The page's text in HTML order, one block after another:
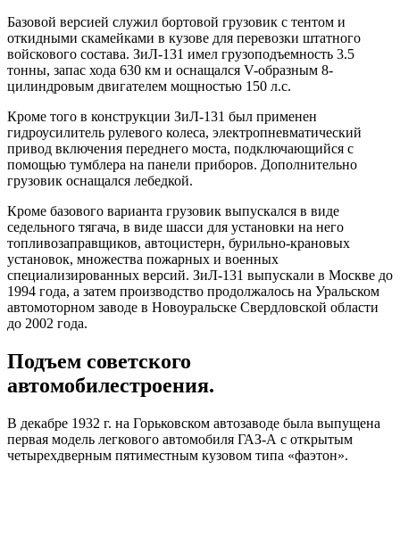
Базовой версией служил бортовой грузовик с тентом и
откидными скамейками в кузове для перевозки штатного
войскового состава. ЗиЛ-131 имел грузоподъемность 3.5
тонны, запас хода 630 км и оснащался V-образным 8-
цилиндровым двигателем мощностью 150 л.с.
Кроме того в конструкции ЗиЛ-131 был применен
гидроусилитель рулевого колеса, электропневматический
привод включения переднего моста, подключающийся с
помощью тумблера на панели приборов. Дополнительно
грузовик оснащался лебедкой.
Кроме базового варианта грузовик выпускался в виде
седельного тягача, в виде шасси для установки на него
топливозаправщиков, автоцистерн, бурильно-крановых
установок, множества пожарных и военных
специализированных версий. ЗиЛ-131 выпускали в Москве до
1994 года, а затем производство продолжалось на Уральском
автомоторном заводе в Новоуральске Свердловской области
до 2002 года.
Подъем советского
автомобилестроения.
В декабре 1932 г. на Горьковском автозаводе была выпущена
первая модель легкового автомобиля ГАЗ-А с открытым
четырехдверным пятиместным кузовом типа «фаэтон».